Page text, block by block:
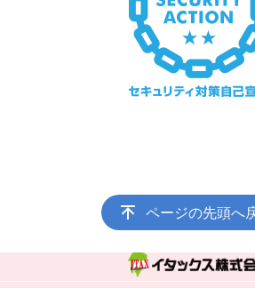
ページの先頭へ